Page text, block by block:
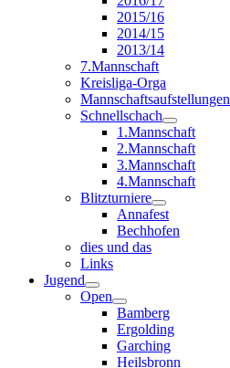
2015/16
2014/15
2013/14
7.Mannschaft
Kreisliga-Orga
Mannschaftsaufstellungen
Schnellschach
1.Mannschaft
2.Mannschaft
3.Mannschaft
4.Mannschaft
Blitzturniere
Annafest
Bechhofen
dies und das
Links
Jugend
Open
Bamberg
Ergolding
Garching
Heilsbronn